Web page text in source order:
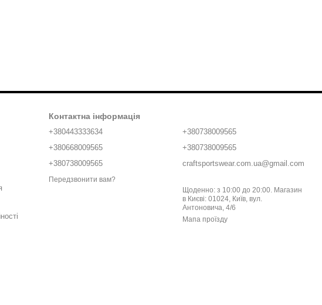
Контактна інформація
+380443333634
+380668009565
+380738009565
Передзвонити вам?
+380738009565
+380738009565
craftsportswear.com.ua@gmail.com
Щоденно: з 10:00 до 20:00. Магазин
в Києві: 01024, Київ, вул.
Антоновича, 4/6
Мапа проїзду